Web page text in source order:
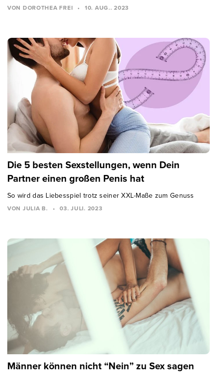
VON DOROTHEA FREI • 10. AUG.. 2023
Die 5 besten Sexstellungen, wenn Dein
Partner einen großen Penis hat
So wird das Liebesspiel trotz seiner XXL-Maße zum Genuss
VON JULIA B. • 03. JULI. 2023
Männer können nicht “Nein” zu Sex sagen